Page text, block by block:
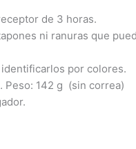
de 3 horas.
ni ranuras que
por colores.
Peso: 142 g (sin correa)